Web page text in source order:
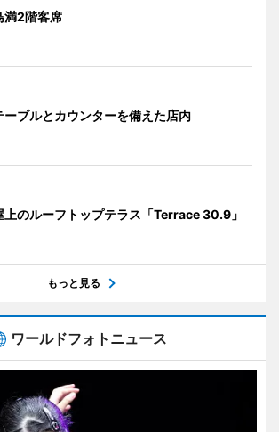
満2階客席
ーブルとカウンターを備えた店内
上のルーフトップテラス「Terrace 30.9」
もっと見る
ワールドフォトニュース